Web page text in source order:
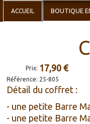
ACCUEIL BOUTIQUE
Prix: 17,90 €
Référence: 25-805
Détail du coffret :
- une petite Barre
- une petite Barre